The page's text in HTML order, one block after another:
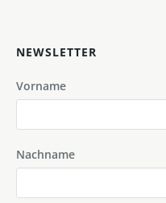
NEWSLETTER
Vorname
Nachname